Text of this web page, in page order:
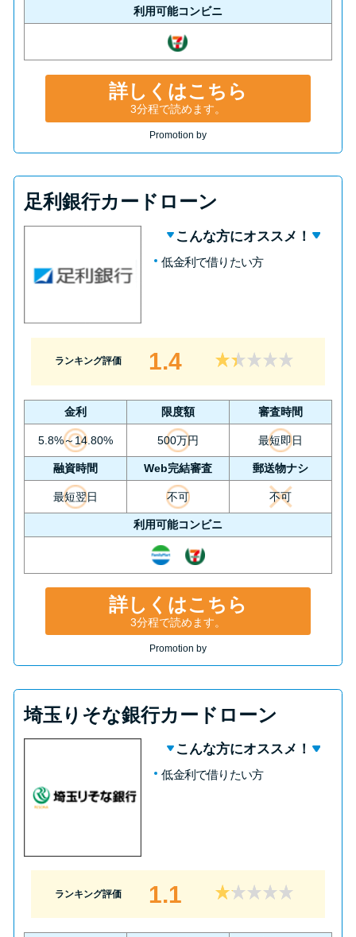
利用可能コンビニ
詳しくはこちら
3分程で読めます。
Promotion by
足利銀行カードローン
こんな方にオススメ！
低金利で借りたい方
ランキング評価 1.4
金利 限度額 審査時間
5.8%～14.80% 500万円 最短即日
融資時間 Web完結審査 郵送物ナシ
最短翌日 不可 不可
利用可能コンビニ
詳しくはこちら
3分程で読めます。
Promotion by
埼玉りそな銀行カードローン
こんな方にオススメ！
低金利で借りたい方
ランキング評価 1.1